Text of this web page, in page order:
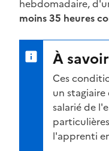
hebdomadaire,
moins35 heures
À savoir
Ces
un stagiaire
salarié de
l'apprenti